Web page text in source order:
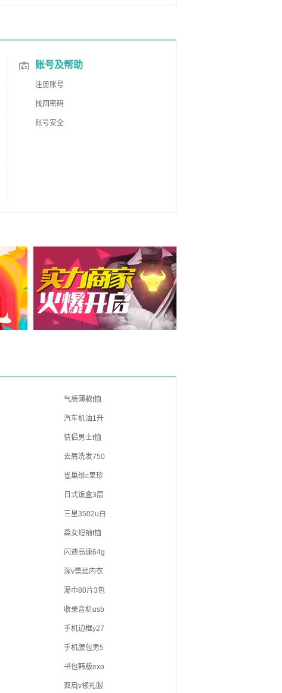
账号及帮助
注册账号
找回密码
账号安全
气质薄款t恤
汽车机油1升
情侣男士t恤
去屑洗发750
雀巢维c果珍
日式饭盒3层
三星3502u白
森女短袖t恤
闪迪高速64g
深v蕾丝内衣
湿巾80片3包
收录音机usb
手机边框y27
手机腰包男5
书包韩版exo
双肩v领礼服